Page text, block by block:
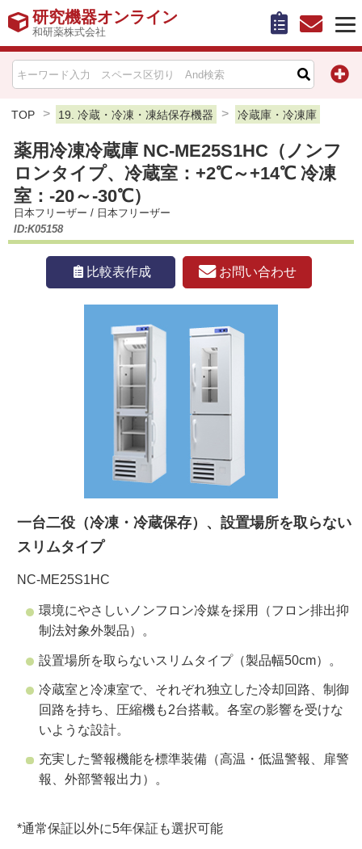
研究機器オンライン
和研薬株式会社
TOP 19. 冷蔵・冷凍・凍結保存機器 冷蔵庫・冷凍庫
薬用冷凍冷蔵庫 NC-ME25S1HC（ノンフ
ロンタイプ、冷蔵室：+2℃～+14℃ 冷凍
室：-20～-30℃）
日本フリーザー / 日本フリーザー
ID:K05158
比較表作成 お問い合わせ
一台二役（冷凍・冷蔵保存）、設置場所を取らない
スリムタイプ
NC-ME25S1HC
環境にやさしいノンフロン冷媒を採用（フロン排出抑
制法対象外製品）。
設置場所を取らないスリムタイプ（製品幅50cm）。
冷蔵室と冷凍室で、それぞれ独立した冷却回路、制御
回路を持ち、圧縮機も2台搭載。各室の影響を受けな
いような設計。
充実した警報機能を標準装備（高温・低温警報、扉警
報、外部警報出力）。
*通常保証以外に5年保証も選択可能
HOME
比較表作成
お問い合わせ
お知らせ
機器キャンペーン情報一覧
カテゴリー一覧
実験フローガイド
ワケンG オンラインショップ
和研薬 ホームページ